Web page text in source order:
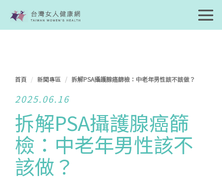
首頁 新聞專區 拆解PSA攝護腺癌篩檢：中老年男性該不該做？
2025.06.16
拆解PSA攝護腺癌篩
檢：中老年男性該不
該做？